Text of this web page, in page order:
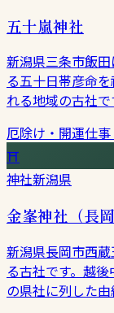
五十嵐神社
新潟県三条市飯
る五十日帯彦命
れる地域の古社で
厄除け・開運仕
⛩
神社新潟県
金峯神社（長岡
新潟県長岡市西
る古社です。越
の県社に列した由